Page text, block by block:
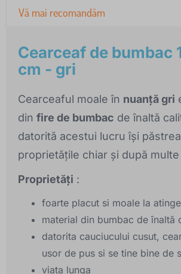
Vă mai recomandăm
Cearceaf de bumbac
cm - gri
Cearceaful moale în nuanță gri
din fire de bumbac de înaltă
datorită acestui lucru își
proprietățile chiar și după multe
Proprietăți :
foarte placut si moale la
material din bumbac de înaltă
datorita cauciucului cusut,
usor de pus si se tine bine de
viata lunga